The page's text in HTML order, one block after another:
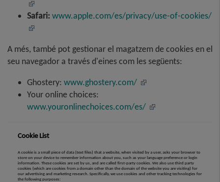
Safari: www.apple.com/es/privacy/use-of-cookies/
A més, també pot gestionar el magatzem de cookies en el
seu navegador a través d'eines com les següents:
Ghostery: www.ghostery.com/
Your online choices:
www.youronlinechoices.com/es/
Cookie List
A cookie is a small piece of data (text files) that a website, when visited by a user, asks your browser to
store on your device to remember information about you, such as your language preference or login
information. These cookies are set by us, and are called first-party cookies. We also use third party
cookies (which are cookies from a domain other than the domain of the website you are visiting) for
our advertising and marketing research. Specifically, we use cookies and other tracking technologies for
the following purposes: